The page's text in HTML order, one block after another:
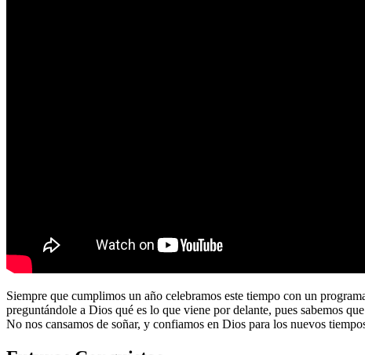
Siempre que cumplimos un año celebramos este tiempo con un
preguntándole a Dios qué es lo que viene por delante, pues sabemos
No nos cansamos de soñar, y confiamos en Dios para los nuevos